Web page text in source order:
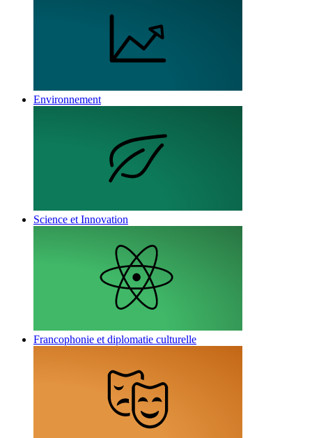
Environnement
Science et Innovation
Francophonie et diplomatie culturelle